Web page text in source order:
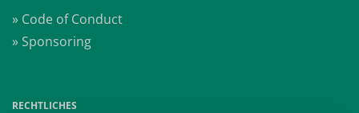
» Code of Conduct
» Sponsoring
RECHTLICHES